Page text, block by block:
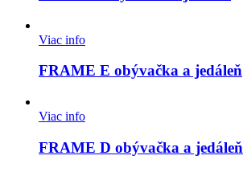
Viac info
FRAME E obývačka a jedáleň
Viac info
FRAME D obývačka a jedáleň